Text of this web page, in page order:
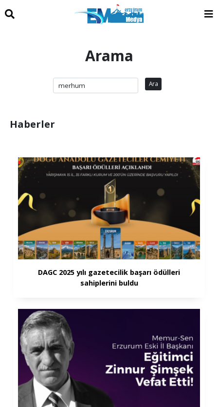
Arama
Ara
Haberler
DAGC 2025 yılı gazetecilik başarı ödülleri
sahiplerini buldu